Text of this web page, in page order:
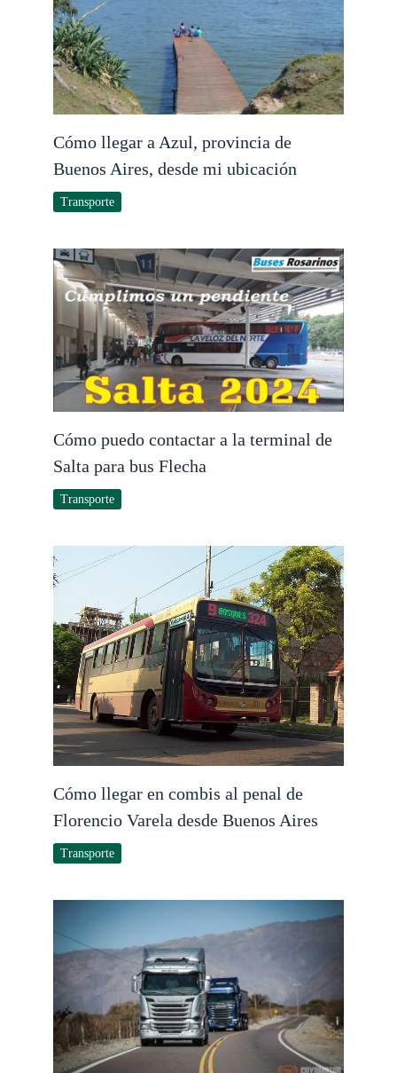
Cómo llegar a Azul, provincia de
Buenos Aires, desde mi ubicación
Transporte
Cómo puedo contactar a la terminal de
Salta para bus Flecha
Transporte
Cómo llegar en combis al penal de
Florencio Varela desde Buenos Aires
Transporte